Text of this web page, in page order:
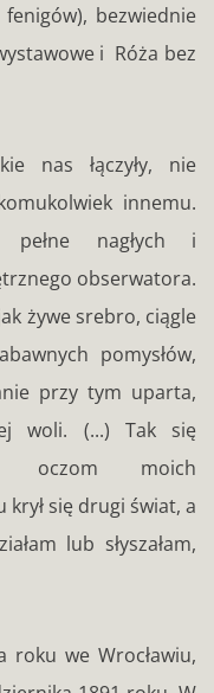
fenigów), bezwiednie
i Róża bez
nas łączyły, nie
innemu.
pełne nagłych i
obserwatora.
żywe srebro, ciągle
pomysłów,
przy tym uparta,
woli. (...) Tak się
oczom moich
się drugi świat, a
lub słyszałam,
roku we Wrocławiu,